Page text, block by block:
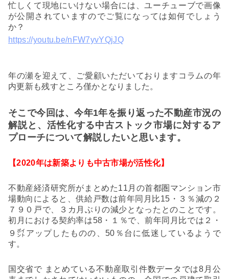
忙しくて現地にいけない場合には、ユーチューブで画像
が公開されていますのでご覧になっては如何でしょう
か？
https://youtu.be/nFW7yvYQjJQ
年の瀬を迎えて、ご愛顧いただいておりますコラムの年
内更新も残すところ僅かとなりました。
そこで今回は、今年1年を振り返った不動産市況の
解説と、活性化する中古ストック市場に対するア
プローチについて解説したいと思います。
【2020年は新築よりも中古市場が活性化】
不動産経済研究所がまとめた11 月の首都圏マンション市
場動向によると、供給戸数は前年同月比15 ・３％減の２
７９０戸で、３カ月ぶりの減少となったとのことです。
初月における契約率は58 ・１％で、前年同月比では２・
９㌽アップしたものの、 50 ％台に低迷しているようで
す。
国交省で まとめている不動産取引件数データでは8 月公